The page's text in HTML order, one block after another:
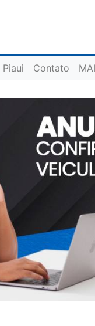
Piaui Contato